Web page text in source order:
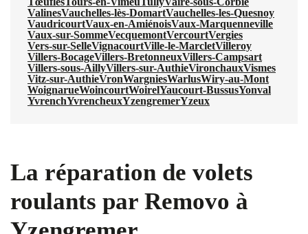
ValinesVauchelles-lès-DomartVauchelles-les-Quesnoy
VaudricourtVaux-en-AmiénoisVaux-Marquenneville
Vaux-sur-SommeVecquemontVercourtVergies
Vers-sur-SelleVignacourtVille-le-MarcletVilleroy
Villers-BocageVillers-BretonneuxVillers-Campsart
Villers-sous-AillyVillers-sur-AuthieVironchauxVismes
Vitz-sur-AuthieVronWargniesWarlusWiry-au-Mont
WoignarueWoincourtWoirelYaucourt-BussusYonval
YvrenchYvrencheuxYzengremerYzeux
La réparation de volets
roulants par Removo à